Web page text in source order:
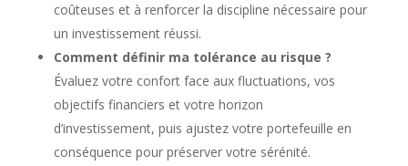
coûteuses et à renforcer la discipline nécessaire pour
un investissement réussi.
Comment définir ma tolérance au risque ?
Évaluez votre confort face aux fluctuations, vos
objectifs financiers et votre horizon
d’investissement, puis ajustez votre portefeuille en
conséquence pour préserver votre sérénité.